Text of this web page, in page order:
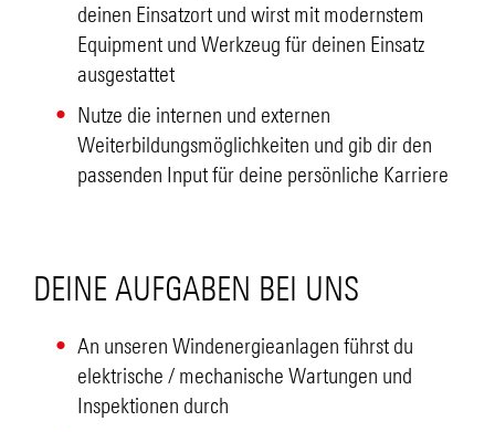
deinen Einsatzort und wirst mit modernstem
Equipment und Werkzeug für deinen Einsatz
ausgestattet
Nutze die internen und externen
Weiterbildungsmöglichkeiten und gib dir den
passenden Input für deine persönliche Karriere
DEINE AUFGABEN BEI UNS
An unseren Windenergieanlagen führst du
elektrische / mechanische Wartungen und
Inspektionen durch